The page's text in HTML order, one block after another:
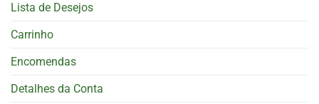
Lista de Desejos
Carrinho
Encomendas
Detalhes da Conta